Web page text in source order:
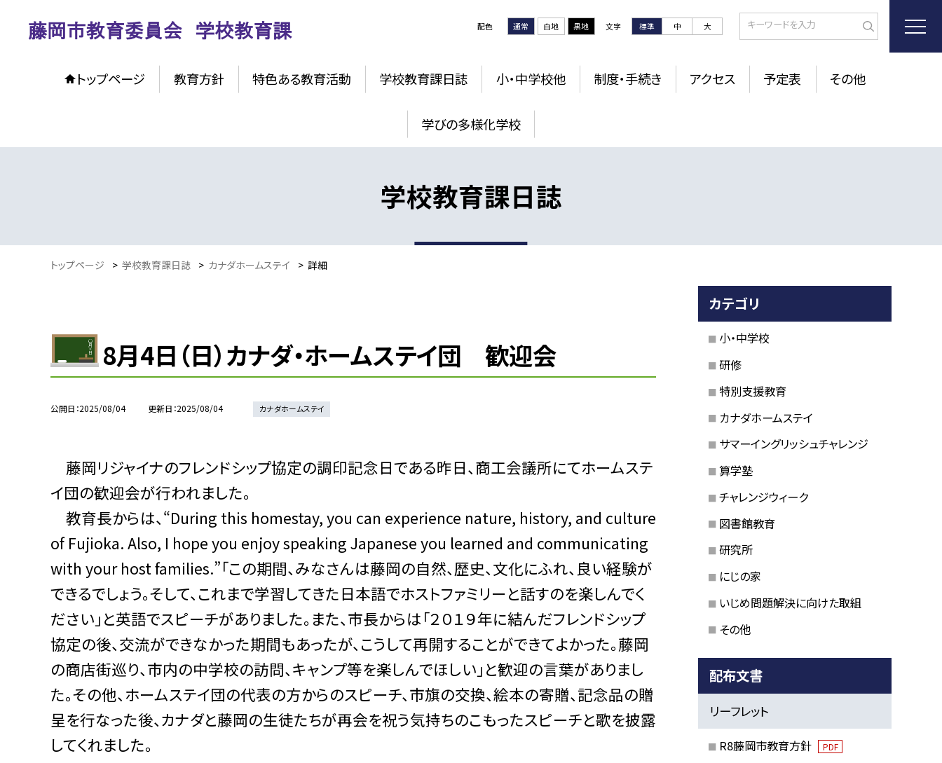
配色 通常 白地 黒地 文字 標準 中 大
トップページ 教育方針 特色ある教育活動 学校教育課日誌 小・中学校他 制度・手続き アクセス 予定表 その他
学びの多様化学校
学校教育課日誌
トップページ > 学校教育課日誌 > カナダホームステイ > 詳細
8月4日（日）カナダ・ホームステイ団 歓迎会
公開日 2025/08/04 更新日 2025/08/04 カナダホームステイ
藤岡リジャイナのフレンドシップ協定の調印記念日である昨日、商工会議所にてホームステ
イ団の歓迎会が行われました。
教育長からは、“During this homestay, you can experience nature, history, and culture
of Fujioka. Also, I hope you enjoy speaking Japanese you learned and communicating
with your host families.”「この期間、みなさんは藤岡の自然、歴史、文化にふれ、良い経験が
できるでしょう。そして、これまで学習してきた日本語でホストファミリーと話すのを楽しんでく
ださい」と英語でスピーチがありました。また、市長からは「２０１９年に結んだフレンドシップ
協定の後、交流ができなかった期間もあったが、こうして再開することができてよかった。藤岡
の商店街巡り、市内の中学校の訪問、キャンプ等を楽しんでほしい」と歓迎の言葉がありまし
た。その他、ホームステイ団の代表の方からのスピーチ、市旗の交換、絵本の寄贈、記念品の贈
呈を行なった後、カナダと藤岡の生徒たちが再会を祝う気持ちのこもったスピーチと歌を披露
してくれました。
カテゴリ
小・中学校
研修
特別支援教育
カナダホームステイ
サマーイングリッシュチャレンジ
算学塾
チャレンジウィーク
図書館教育
研究所
にじの家
いじめ問題解決に向けた取組
その他
配布文書
リーフレット
R8藤岡市教育方針 PDF